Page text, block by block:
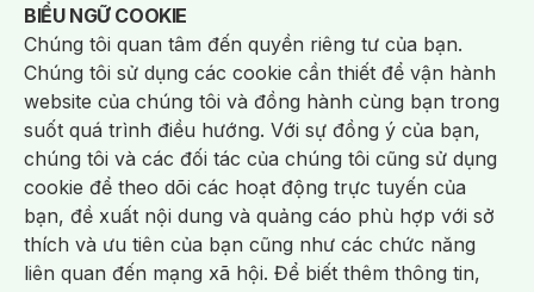
Chăm Sóc Cá Nhân
Chống Muỗi /Khẩu Trang /Máy Massage/Mặt Nạ Xông Hơi /Nước Rửa Tay/
Sản Phẩm Chăm Sóc Khác /Bàn Chải Đánh Răng /Bàn Chải Điện/
Hỗ Trợ Trắng Răng/Kem Đánh Răng /Máy Tăm Nước/ Nước Súc Miệng/
Tăm / Chỉ Nha Khoa/ Xịt Thơm Miệng / Dung Dịch Vệ Sinh/Dưỡng Vùng Kín/
Khăn Ướt Vệ Sinh Vùng Kín/Băng Vệ Sinh/Tampon/Bọt Cạo Râu /Dao Cạo Râu/
Máy Cạo Râu
Vấn Đề Về Da
Da Dầu / Lỗ Chân Lông To/ Da Khô / Mất Nước/ Da Lão Hóa/ Da Mụn/
Da Nhạy Cảm / Kích Ứng
Da Xỉn Màu Thâm / Nám / Tàn Nhang
Quầng Thâm & Bọng Mắt /Sẹo /Viêm Da Cơ Địa
Dụng Cụ / Phụ Kiện Chăm Sóc Da
Bông Tẩy Trang
Khăn Lau Mặt Khô Dụng Cụ / Máy Rửa Mặt Máy Chăm Sóc Da
Dụng Cụ Chăm Sóc Khác
BIỂU NGỮ COOKIE
Notice about cookies usage
Chúng tôi quan tâm đến quyền riêng tư của bạn.
Chúng tôi sử dụng các cookie cần thiết để vận hành
website của chúng tôi và đồng hành cùng bạn trong
suốt quá trình điều hướng. Với sự đồng ý của bạn,
chúng tôi và các đối tác của chúng tôi cũng sử dụng
cookie để theo dõi các hoạt động trực tuyến của
bạn, đề xuất nội dung và quảng cáo phù hợp với sở
thích và ưu tiên của bạn cũng như các chức năng
liên quan đến mạng xã hội. Để biết thêm thông tin,